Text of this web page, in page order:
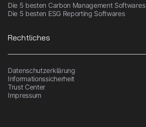
Die 5 besten Carbon Management Softwares
Die 5 besten ESG Reporting Softwares
Rechtliches
Datenschutzerklärung
Informationssicherheit
Trust Center
Impressum